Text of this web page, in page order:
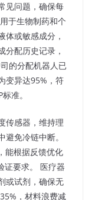
见问题，确保每
于生物制药和个
体或敏感成分，
分配历史记录，
的分配机器人已
变异达95%，符
准。​
传感器，维持理
免冷链中断。
能根据反馈优化
证要求。 医疗器
或试剂，确保无
，材料浪费减